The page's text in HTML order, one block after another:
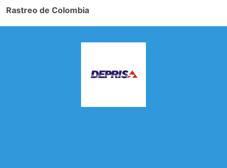
Rastreo de Colombia